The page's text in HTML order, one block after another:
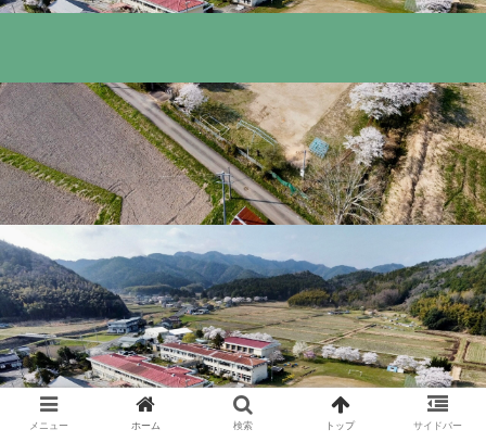
メニュー ホーム 検索 トップ サイドバー